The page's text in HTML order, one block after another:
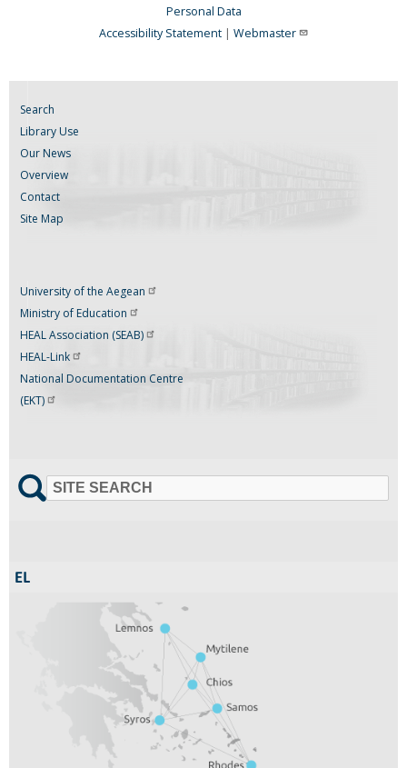
Personal Data
Accessibility Statement| Webmaster
Search
Library Use
Our News
Overview
Contact
Site Map
University of the Aegean
Ministry of Education
HEAL Association (SEAB)
HEAL-Link
National Documentation Centre
(EKT)
SITE SEARCH